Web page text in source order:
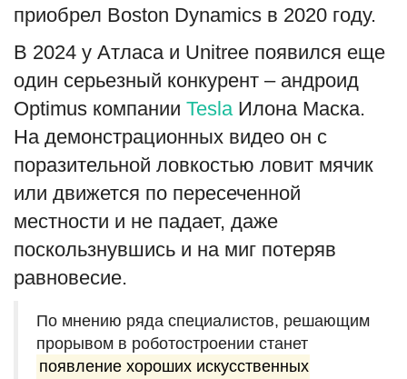
приобрел Boston Dynamics в 2020 году.
В 2024 у Атласа и Unitree появился еще
один серьезный конкурент – андроид
Optimus компании TeslaИлона Маска.
На демонстрационных видео он с
поразительной ловкостью ловит мячик
или движется по пересеченной
местности и не падает, даже
поскользнувшись и на миг потеряв
равновесие.
По мнению ряда специалистов, решающим
прорывом в роботостроении станет
появление хороших искусственных